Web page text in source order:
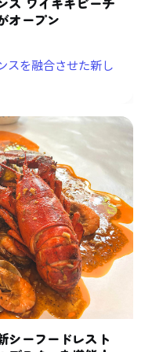
オープン
スを融合させた新し
シーフードレスト